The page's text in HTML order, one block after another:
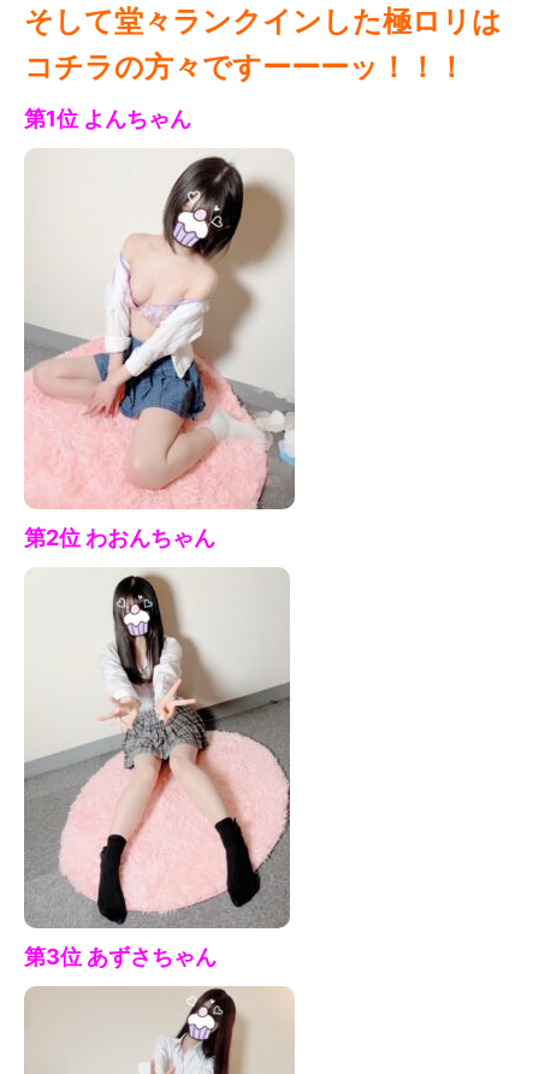
そして堂々ランクインした極ロリは
コチラの方々ですーーーッ！！！
第1位 よんちゃん
第2位わおんちゃん
第3位 あずさちゃん